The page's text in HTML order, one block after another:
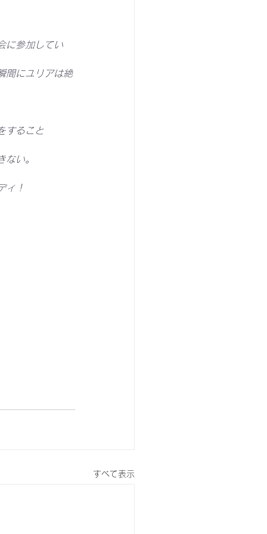
に参加してい
間にユリアは絶
すること
い。
ィ！
すべて表示